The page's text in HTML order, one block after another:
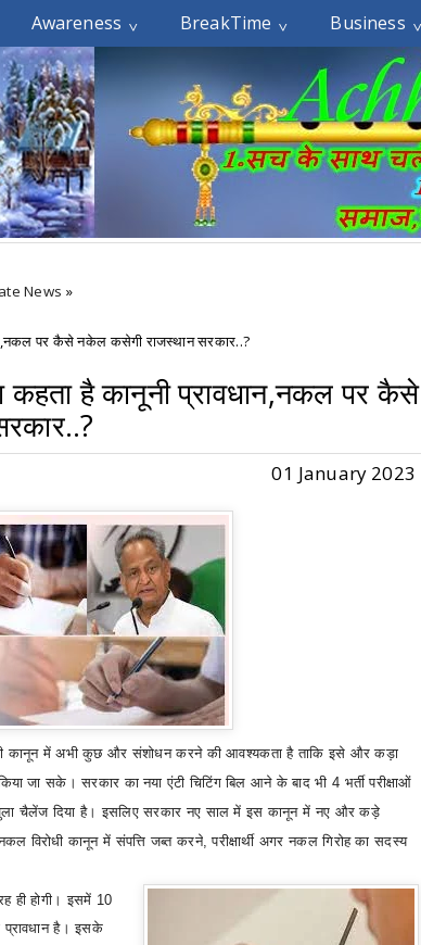
Awareness BreakTime Business
News »
पर कैसे नकेल कसेगी राजस्थान सरकार..?
कहता है कानूनी प्रावधान,नकल पर कैसे
01 January 2023
कानून में अभी कुछ और संशोधन करने की आवश्यकता है ताकि इसे और कड़ा
जा सके। सरकार का नया एंटी चिटिंग बिल आने के बाद भी 4 भर्ती परीक्षाओं
चैलेंज दिया है। इसलिए सरकार नए साल में इस कानून में नए और कड़े
विरोधी कानून में संपत्ति जब्त करने,परीक्षार्थी अगर नकल गिरोह का सदस्य
ही होगी। इसमें 10
है। इसके